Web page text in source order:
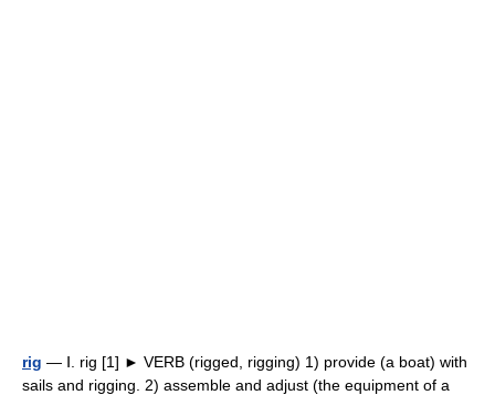
rig — Ⅰ. rig [1] ► VERB (rigged, rigging) 1) provide (a boat) with
sails and rigging. 2) assemble and adjust (the equipment of a